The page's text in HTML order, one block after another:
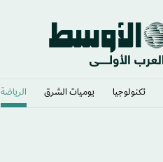
تكنولوجيا يوميات الشرق​ الرياضة